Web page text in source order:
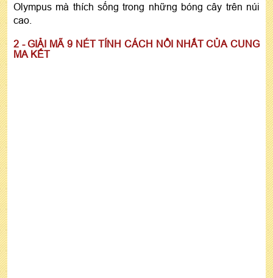
Olympus mà thích sống trong những bóng cây trên núi
cao.
2 - GIẢI MÃ 9 NÉT TÍNH CÁCH NỔI NHẤT CỦA CUNG
MA KẾT